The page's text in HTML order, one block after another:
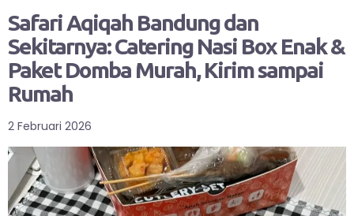
Safari Aqiqah Bandung dan
Sekitarnya: Catering Nasi Box Enak &
Paket Domba Murah, Kirim sampai
Rumah
2 Februari 2026